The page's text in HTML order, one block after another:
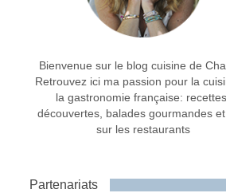
Bienvenue sur le blog cuisine de
Retrouvez ici ma passion pour la
la gastronomie française:
découvertes, balades gourmandes
sur les restaurants
Partenariats